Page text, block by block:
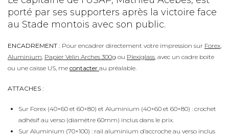
porté par ses supporters après la victoire face
au Stade montois avec son public.
ENCADREMENT : Pour encadrer directement votre impression sur Forex
Aluminium Papier Velin Arches 300g ou Plexiglass , avec un cadre boite
ou une caisse US, me contacter au préalable.
ATTACHES :
Sur Forex (40×60 et 60×80) et Aluminium (40×60 et 60×80) : crochet
adhésif au verso (diamètre 60mm) inclus dans le prix.
Sur Aluminium (70×100) : rail aluminium d’accroche au verso inclus